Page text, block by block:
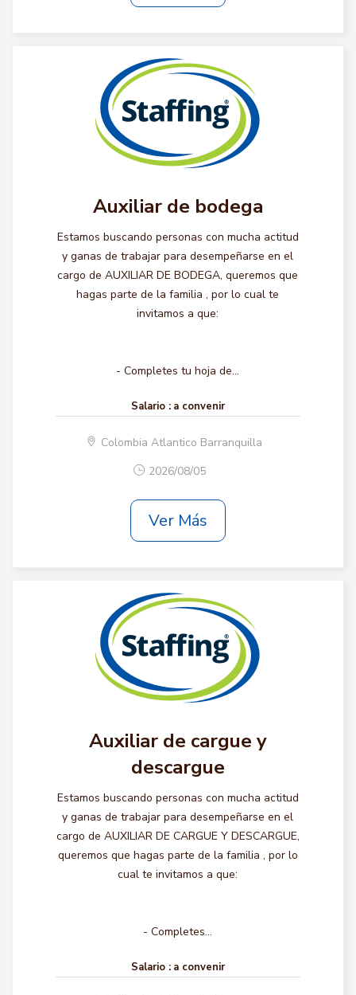
Auxiliar de bodega
Estamos buscando personas con mucha actitud
y ganas de trabajar para desempeñarse en el
cargo de AUXILIAR DE BODEGA, queremos que
hagas parte de la familia , por lo cual te
invitamos a que:
- Completes tu hoja de...
Salario : a convenir
Colombia Atlantico Barranquilla
2026/08/05
Ver Más
Auxiliar de cargue y
descargue
Estamos buscando personas con mucha actitud
y ganas de trabajar para desempeñarse en el
cargo de AUXILIAR DE CARGUE Y DESCARGUE,
queremos que hagas parte de la familia , por lo
cual te invitamos a que:
- Completes...
Salario : a convenir